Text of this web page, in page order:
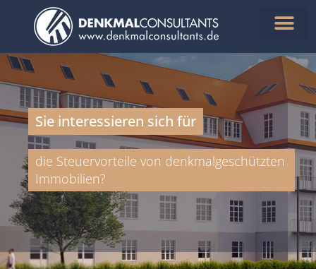
Sie interessieren sich für
die Steuervorteile von denkmalgeschützten
Immobilien?